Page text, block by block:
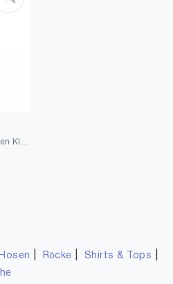
Hosen Röcke Shirts & Tops